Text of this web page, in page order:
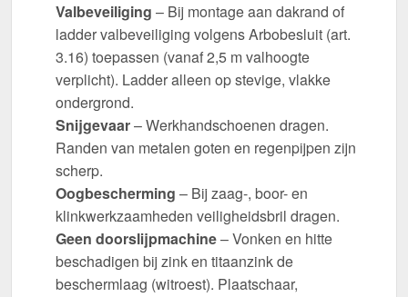
Valbeveiliging – Bij montage aan dakrand of
ladder valbeveiliging volgens Arbobesluit (art.
3.16) toepassen (vanaf 2,5 m valhoogte
verplicht). Ladder alleen op stevige, vlakke
ondergrond.
Snijgevaar– Werkhandschoenen dragen.
Randen van metalen goten en regenpijpen zijn
scherp.
Oogbescherming – Bij zaag-, boor- en
klinkwerkzaamheden veiligheidsbril dragen.
Geen doorslijpmachine– Vonken en hitte
beschadigen bij zink en titaanzink de
beschermlaag (witroest). Plaatschaar,